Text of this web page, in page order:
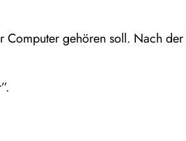
gehören soll. Nach der